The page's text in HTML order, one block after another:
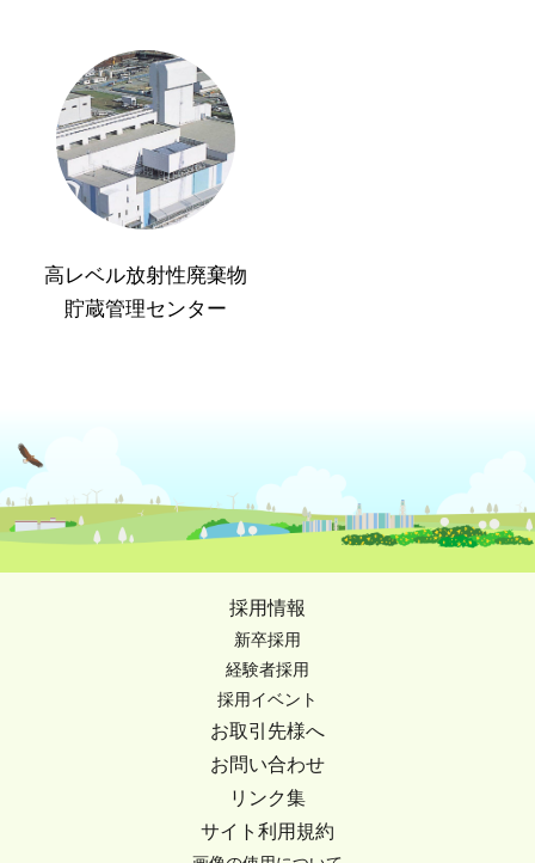
高レベル放射性廃棄物
貯蔵管理センター
採用情報
新卒採用
経験者採用
採用イベント
お取引先様へ
お問い合わせ
リンク集
サイト利用規約